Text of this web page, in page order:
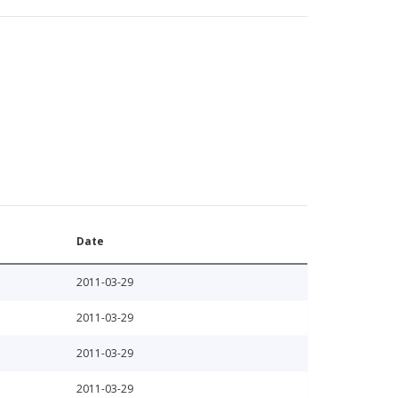
Date
2011-03-29
2011-03-29
2011-03-29
2011-03-29